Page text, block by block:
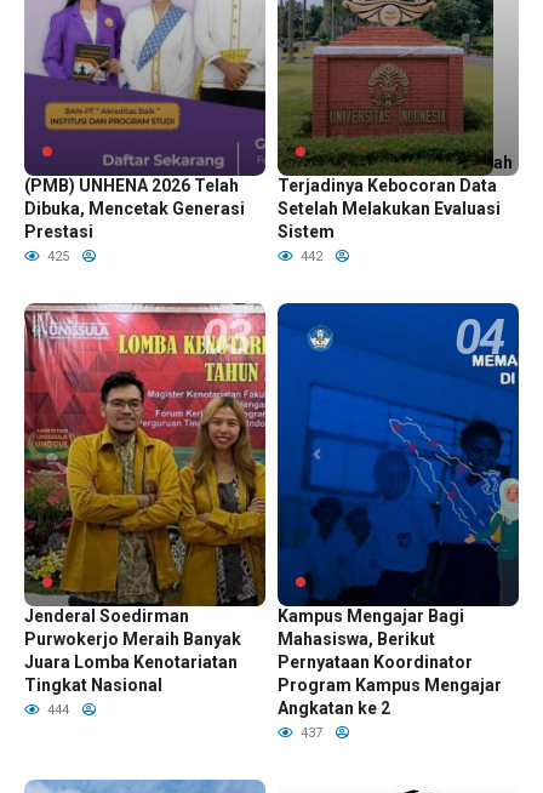
Penerimaan Mahasiswa Baru
(PMB) UNHENA 2026 Telah
Dibuka, Mencetak Generasi
Prestasi
425
Universitas Indonesia Bantah
Terjadinya Kebocoran Data
Setelah Melakukan Evaluasi
Sistem
442
Fakultas Hukum Universitas
Jenderal Soedirman
Purwokerjo Meraih Banyak
Juara Lomba Kenotariatan
Tingkat Nasional
444
Manfaat Mengikuti Program
Kampus Mengajar Bagi
Mahasiswa, Berikut
Pernyataan Koordinator
Program Kampus Mengajar
Angkatan ke 2
437